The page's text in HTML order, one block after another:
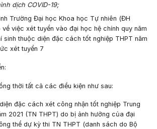
dịch COVID-19;
Trường Đại học Khoa học Tự nhiên (ĐH
về việc xét tuyển vào đại học hệ chính quy năm
sinh thuộc diện đặc cách tốt nghiệp THPT năm
xét tuyển 7
thời tất cả các điều kiện như sau:
đặc cách xét công nhận tốt nghiệp Trung
2021 (TN THPT) do bị ảnh hưởng của đại
thể dự kỳ thi TN THPT (danh sách do Bộ